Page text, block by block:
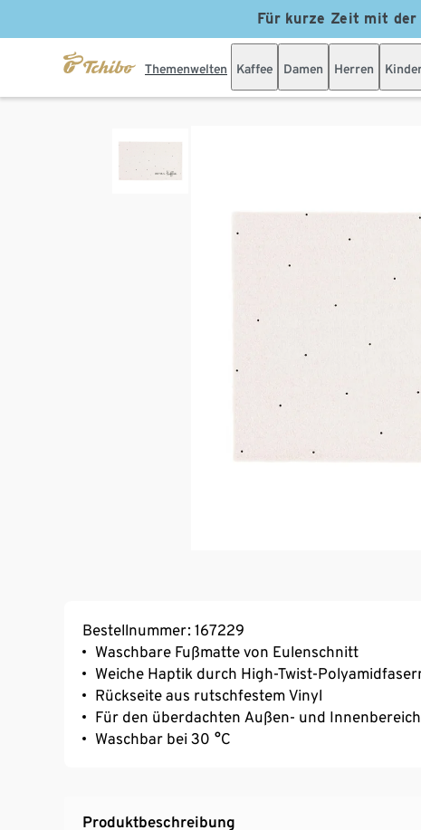
Für kurze Zeit mit der
Themenwelten Kaffee Damen Herren
Bestellnummer: 167229
Waschbare Fußmatte von Eulenschnitt
Weiche Haptik durch High-Twist-
Rückseite aus rutschfestem Vinyl
Für den überdachten Außen- und
Waschbar bei 30 °C
Produktbeschreibung